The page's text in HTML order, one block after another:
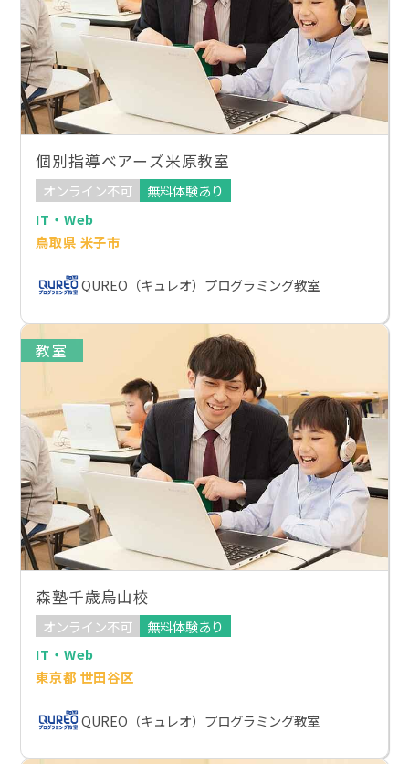
個別指導ベアーズ米原教室
オンライン不可
無料体験あり
IT・Web
鳥取県 米子市
QUREO（キュレオ）プログラミング教室
教室
森塾千歳烏山校
オンライン不可
無料体験あり
IT・Web
東京都 世田谷区
QUREO（キュレオ）プログラミング教室